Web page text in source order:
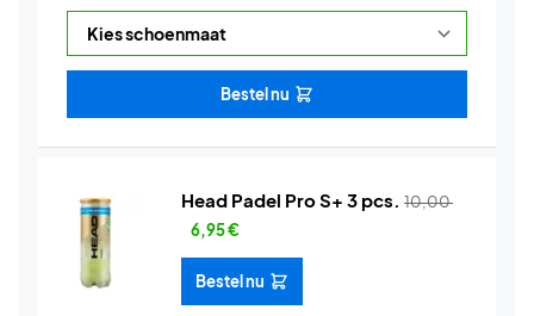
Bestel nu
Head Padel Pro S+ 3 pcs. 10,00
6,95€
Bestel nu